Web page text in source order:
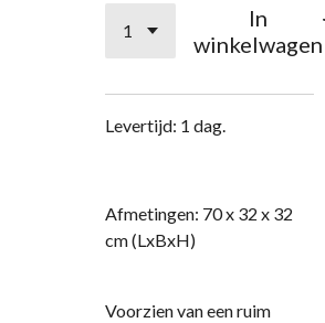
In
winkelwagen
Levertijd: 1 dag.
Afmetingen: 70 x 32 x 32
cm (LxBxH)
Voorzien van een ruim